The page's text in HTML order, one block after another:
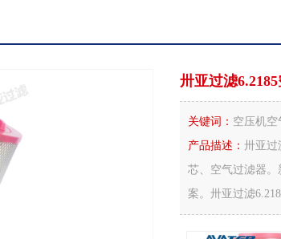
卅亚过滤
关键词： 空压机空
产品描述： 卅亚过
芯、空气过滤器
案。卅亚过滤